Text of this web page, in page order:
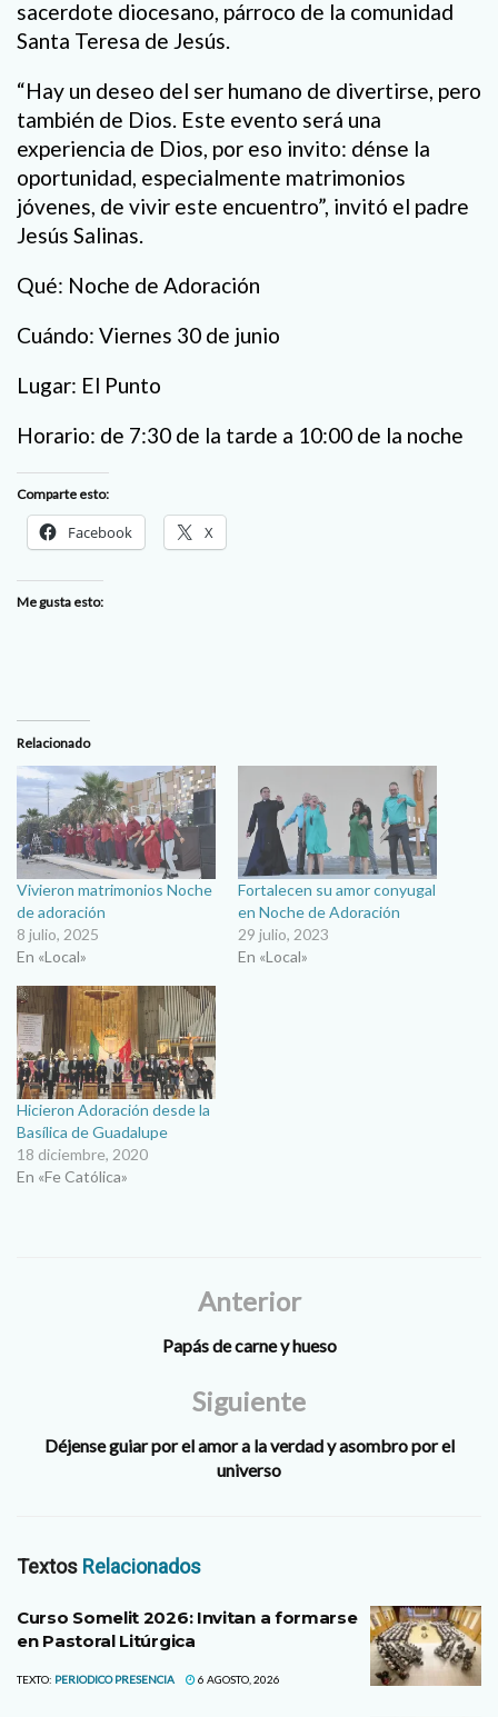
sacerdote diocesano, párroco de la comunidad
Santa Teresa de Jesús.
“Hay un deseo del ser humano de divertirse, pero
también de Dios. Este evento será una
experiencia de Dios, por eso invito: dénse la
oportunidad, especialmente matrimonios
jóvenes, de vivir este encuentro”, invitó el padre
Jesús Salinas.
Qué: Noche de Adoración
Cuándo: Viernes 30 de junio
Lugar: El Punto
Horario: de 7:30 de la tarde a 10:00 de la noche
Comparte esto:
Facebook X
Me gusta esto:
Relacionado
Vivieron matrimonios Noche
de adoración
8 julio, 2025
En «Local»
Fortalecen su amor conyugal
en Noche de Adoración
29 julio, 2023
En «Local»
Hicieron Adoración desde la
Basílica de Guadalupe
18 diciembre, 2020
En «Fe Católica»
Anterior
Papás de carne y hueso
Siguiente
Déjense guiar por el amor a la verdad y asombro por el
universo
Textos Relacionados
Curso Somelit 2026: Invitan a formarse
en Pastoral Litúrgica
TEXTO: PERIODICO PRESENCIA 6 AGOSTO, 2026